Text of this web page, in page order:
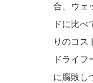
合、ウェ
ドに比
りのコス
ドライ
に腐敗し